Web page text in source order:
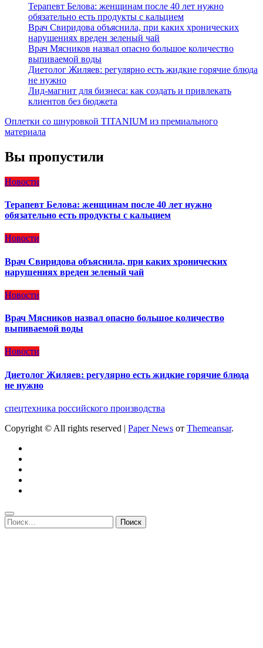
Терапевт Белова: женщинам после 40 лет нужно
обязательно есть продукты с кальцием
Врач Свиридова объяснила, при каких хронических
нарушениях вреден зеленый чай
Врач Мясников назвал опасно большое количество
выпиваемой воды
Диетолог Жиляев: регулярно есть жидкие горячие блюда
не нужно
Лид-магнит для бизнеса: как создать и привлекать
клиентов без бюджета
Оплетки со шнуровкой TITANIUM из премиального
материала
Вы пропустили
Новости
Терапевт Белова: женщинам после 40 лет нужно
обязательно есть продукты с кальцием
Новости
Врач Свиридова объяснила, при каких хронических
нарушениях вреден зеленый чай
Новости
Врач Мясников назвал опасно большое количество
выпиваемой воды
Новости
Диетолог Жиляев: регулярно есть жидкие горячие блюда
не нужно
спецтехника российского производства
Copyright © All rights reserved | Paper News от Themeansar.
Найти: